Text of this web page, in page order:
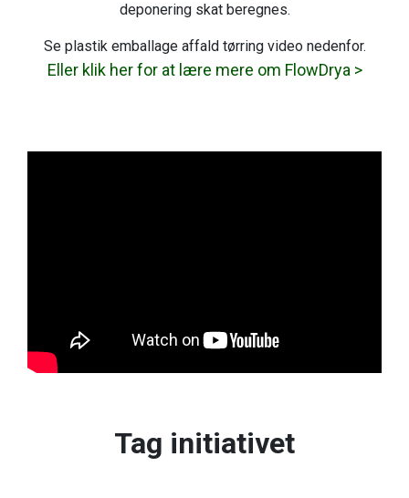
deponering skat beregnes.
Se plastik emballage affald tørring video nedenfor.
Eller klik her for at lære mere om FlowDrya >
Tag initiativet